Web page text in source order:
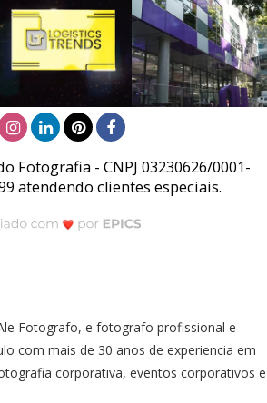
Fotografia - CNPJ 03230626/0001-
atendendo clientes especiais.
Fotografo, e fotografo profissional e
com mais de 30 anos de experiencia em
corporativa, eventos corporativos e